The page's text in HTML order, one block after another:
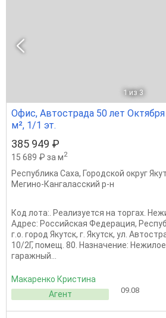
1 из 3
Офис, Автострада 50 лет Октября
м², 1/1 эт.
385 949 ₽
15 689 ₽ за м2
Республика Саха, Городской округ
Мегино-Кангаласский р-н
Код лота:. Реализуется на торгах.
Адрес: Российская Федерация,
г.о. город Якутск, г. Якутск, ул.
10/2Г, помещ. 80. Назначение:
гаражный...
Макаренко Кристина
Агент
09.08